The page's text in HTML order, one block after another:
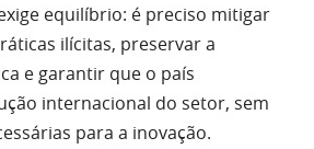
equilíbrio: é preciso mitigar
ilícitas, preservar a
e garantir que o país
internacional do setor, sem
para a inovação.